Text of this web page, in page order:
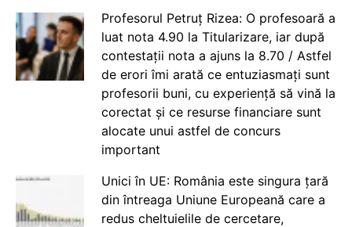
Profesorul Petruț Rizea: O profesoară a
luat nota 4.90 la Titularizare, iar după
contestații nota a ajuns la 8.70 / Astfel
de erori îmi arată ce entuziasmați sunt
profesorii buni, cu experiență să vină la
corectat și ce resurse financiare sunt
alocate unui astfel de concurs
important
Unici în UE: România este singura țară
din întreaga Uniune Europeană care a
redus cheltuielile de cercetare,